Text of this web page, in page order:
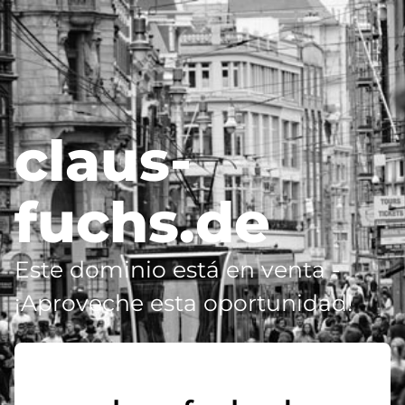
claus-
fuchs.de
Este dominio está en venta -
¡Aproveche esta oportunidad!